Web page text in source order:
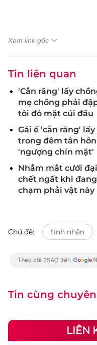
Xem link gốc
Tin liên quan
'Cắn răng' lấy
mẹ chồng phải
tôi đỏ mặt cúi đầu
Gái ế 'cắn răng'
trong đêm tân
'ngượng chín mặt'
Nhắm mắt cưới
chết ngất khi
chạm phải vật này
Chủ đề: tình nhân
Tin cùng
LIÊN